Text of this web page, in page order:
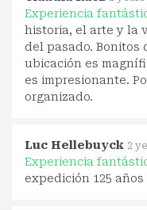
Experiencia
historia, el arte y la
del pasado. Bonitos
ubicación es
es impresionante.
organizado.
Luc Hellebuyck 2
Experiencia
expedición 125 años